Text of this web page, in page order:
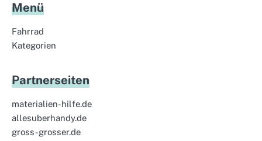
Menü
Fahrrad
Kategorien
Partnerseiten
materialien-hilfe.de
allesuberhandy.de
gross-grosser.de